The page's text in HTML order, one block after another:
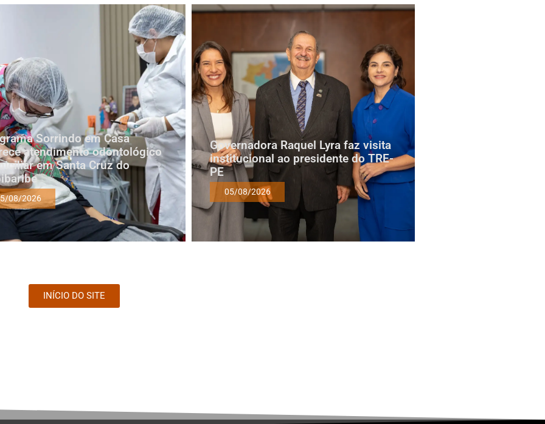
Sorrindo em Casa
atendimento odontológico
em Santa Cruz do
08/2026
Governadora Raquel Lyra faz visita
institucional ao presidente do TRE-
PE
05/08/2026
INÍCIO DO SITE